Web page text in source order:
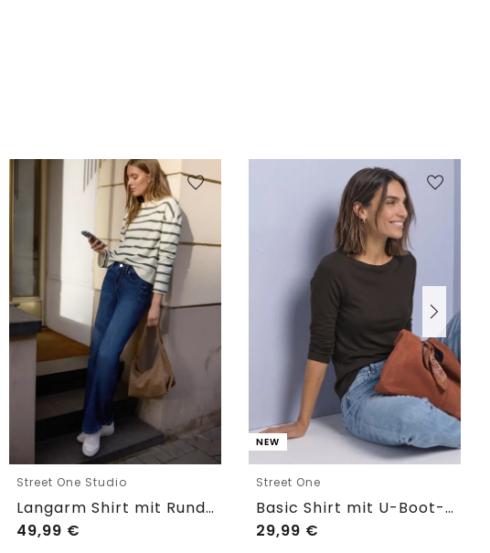
Street One Studio
Langarm Shirt mit Rundhals im Loose Fit
49,99 €
NEW
Street One
Basic Shirt mit U-Boot-Ausschnitt
29,99 €